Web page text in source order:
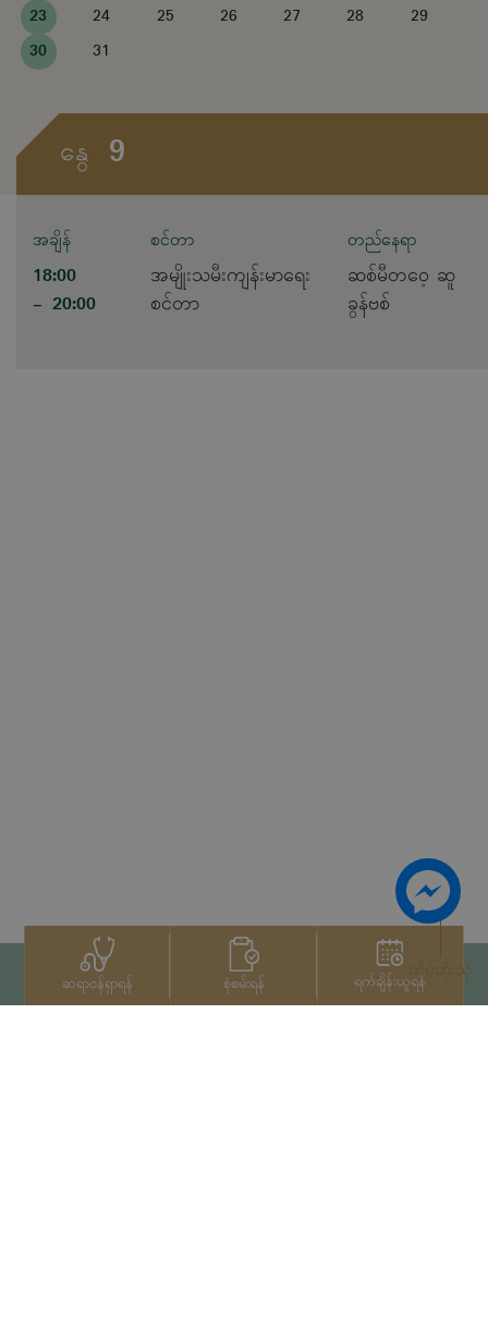
23
24 25 26 27 28
29
30
31
နွေ 9
အချိန် စင်တာ တည်နေရာ
18:00
- 20:00
အမျိုးသမီးကျန်းမာရေး
စင်တာ
ဆစ်မီတဝေ့ ဆူ
ခွန်ဗစ်
ဆရာဝန်ရှာရန် စုံစမ်းရန် ရက်ချိန်းယူရန်ထိပ်ဆုံးသို့